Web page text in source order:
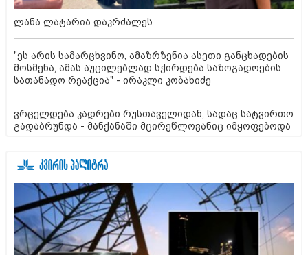
ლანა ლატარია დაკრძალეს
"ეს არის სამარცხვინო, ამაზრზენია ასეთი განცხადების
მოსმენა, ამას აუცილებლად სჭირდება საზოგადოების
სათანადო რეაქცია" - ირაკლი კობახიძე
ვრცელდება კადრები რუსთაველიდან, სადაც სატვირთო
გადაბრუნდა - მანქანაში მცირეწლოვანიც იმყოფებოდა